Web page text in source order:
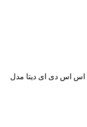
اس اس دی ای دیتا مدل